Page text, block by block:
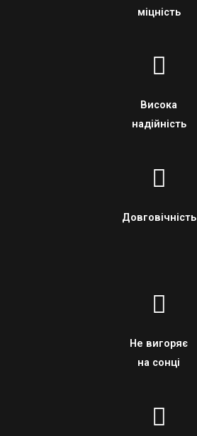
міцність
Висока
надійність
Довговічність
Не вигоряє
на сонці